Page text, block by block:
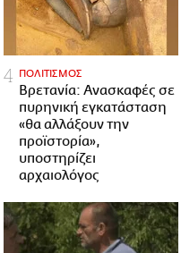
ΠΟΛΙΤΙΣΜΟΣ
Βρετανία: Ανασκαφές σε
πυρηνική εγκατάσταση
«θα αλλάξουν την
προϊστορία»,
υποστηρίζει
αρχαιολόγος